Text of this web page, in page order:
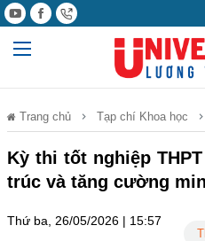
Trang chủ Tạp chí Khoa học
Kỳ thi tốt nghiệp
trúc và tăng cường
Thứ ba, 26/05/2026 | 15:57